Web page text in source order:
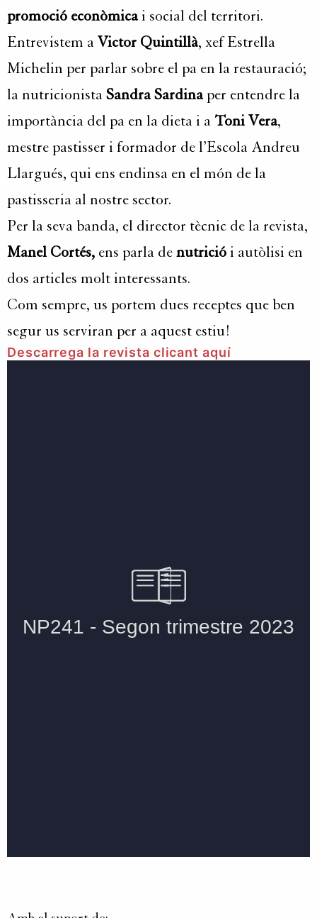
promoció econòmicai social del territori.
Entrevistem a Victor Quintillà, xef Estrella
Michelin per parlar sobre el pa en la restauració;
la nutricionista Sandra Sardinaper entendre la
importància del pa en la dieta i a Toni Vera,
mestre pastisser i formador de l’Escola Andreu
Llargués, qui ens endinsa en el món de la
pastisseria al nostre sector.
Per la seva banda, el director tècnic de la revista,
Manel Cortés, ens parla de nutrició i autòlisi en
dos articles molt interessants.
Com sempre, us portem dues receptes que ben
segur us serviran per a aquest estiu!
Descarrega la revista clicant aquí